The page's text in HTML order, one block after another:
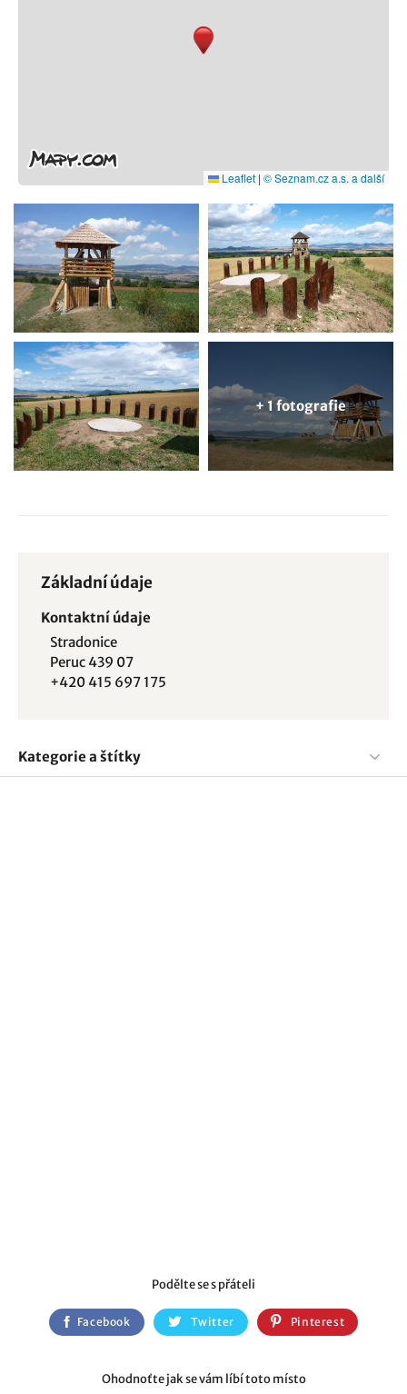
Leaflet | © Seznam.cz a.s. a další
+ 1 fotografie
Základní údaje
Kontaktní údaje
Stradonice
Peruc 439 07
+420 415 697 175
Kategorie a štítky
Ohodnoťte jak se vám líbí toto místo
Podělte se s přáteli
Facebook Twitter Pinterest